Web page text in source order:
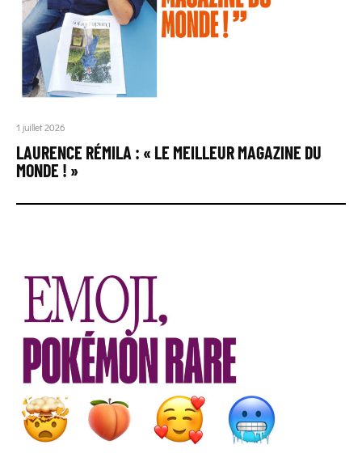
1 juillet 2026
LAURENCE RÉMILA : « LE MEILLEUR MAGAZINE DU
MONDE ! »